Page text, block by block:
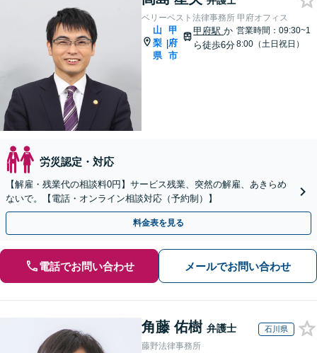
ベリーベスト法律事務所 甲府オフィス
山
梨
県
|
甲
府
市
甲府駅か
ら徒歩6分
営業時間：09:30~1
8:00（土日祝日）
労災認定・対応
【解雇・残業代の相談料0円】サービス残業、突然の解雇、あきらめ
ないで。【電話・オンライン相談対応（予約制）】
料金表を見る
電話でお問い合わせ メールでお問い合わせ
角藤 佑樹 弁護士 石川県
藤野法律事務所